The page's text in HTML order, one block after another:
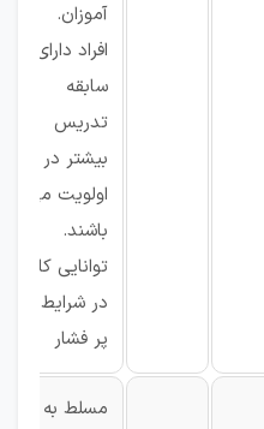
آموزان.
افراد دارای
سابقه
تدریس
بیشتر در
اولویت می
باشند.
توانایی کار
در شرایط
پر فشار
مسلط به